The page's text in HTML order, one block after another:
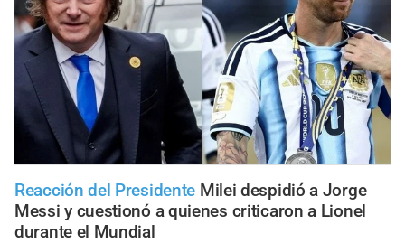
Reacción del Presidente Milei despidió a Jorge
Messi y cuestionó a quienes criticaron a Lionel
durante el Mundial